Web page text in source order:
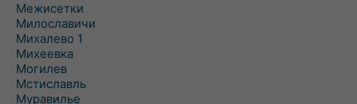
Межисетки
Милославичи
Михалево 1
Михеевка
Могилев
Мстиславль
Муравилье